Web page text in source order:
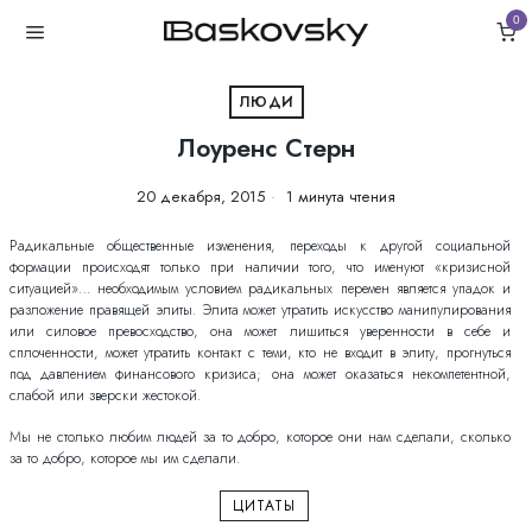
0
ЛЮДИ
Лоуренс Стерн
20 декабря, 2015 1 минута чтения
Радикальные общественные изменения, переходы к другой социальной
формации происходят только при наличии того, что именуют «кризисной
ситуацией»… необходимым условием радикальных перемен является упадок и
разложение правящей элиты. Элита может утратить искусство манипулирования
или силовое превосходство, она может лишиться уверенности в себе и
сплоченности, может утратить контакт с теми, кто не входит в элиту, прогнуться
под давлением финансового кризиса; она может оказаться некомпетентной,
слабой или зверски жестокой.
Мы не столько любим людей за то добро, которое они нам сделали, сколько
за то добро, которое мы им сделали.
ЦИТАТЫ